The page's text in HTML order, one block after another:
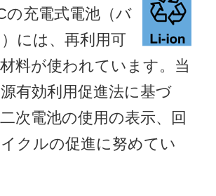
の充電式電池（バ
には、再利用可
料が使われています。当
有効利用促進法に基づ
次電池の使用の表示、回
クルの促進に努めてい